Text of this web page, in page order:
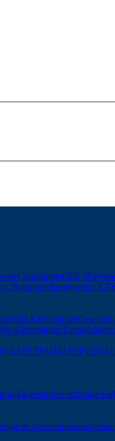
ZuschnitteGFK
Baumwollhartgewebe,
3M-Klebebänder
KlebebänderTunnelbänder
ASPETPMMAPPPVDF
KlebstoffeLeitfähige
& Vorrichtungen